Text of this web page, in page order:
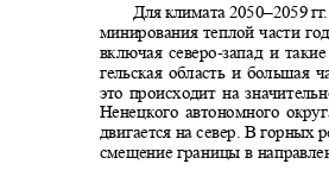
Для климата2050–2059 гг.
минирования теплой части
включая северо-запад и
гельская область и
это происходит на
Ненецкого автономного
двигается на север. В горных
смещение границы в